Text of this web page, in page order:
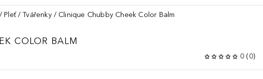
Pleť Tvářenky Clinique Chubby Cheek Color Balm
COLOR BALM
0 (0)